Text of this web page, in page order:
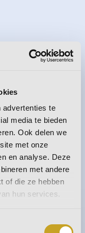
advertenties te
media te bieden
Ook delen we
met onze
en analyse. Deze
met andere
of die ze hebben
hun services.